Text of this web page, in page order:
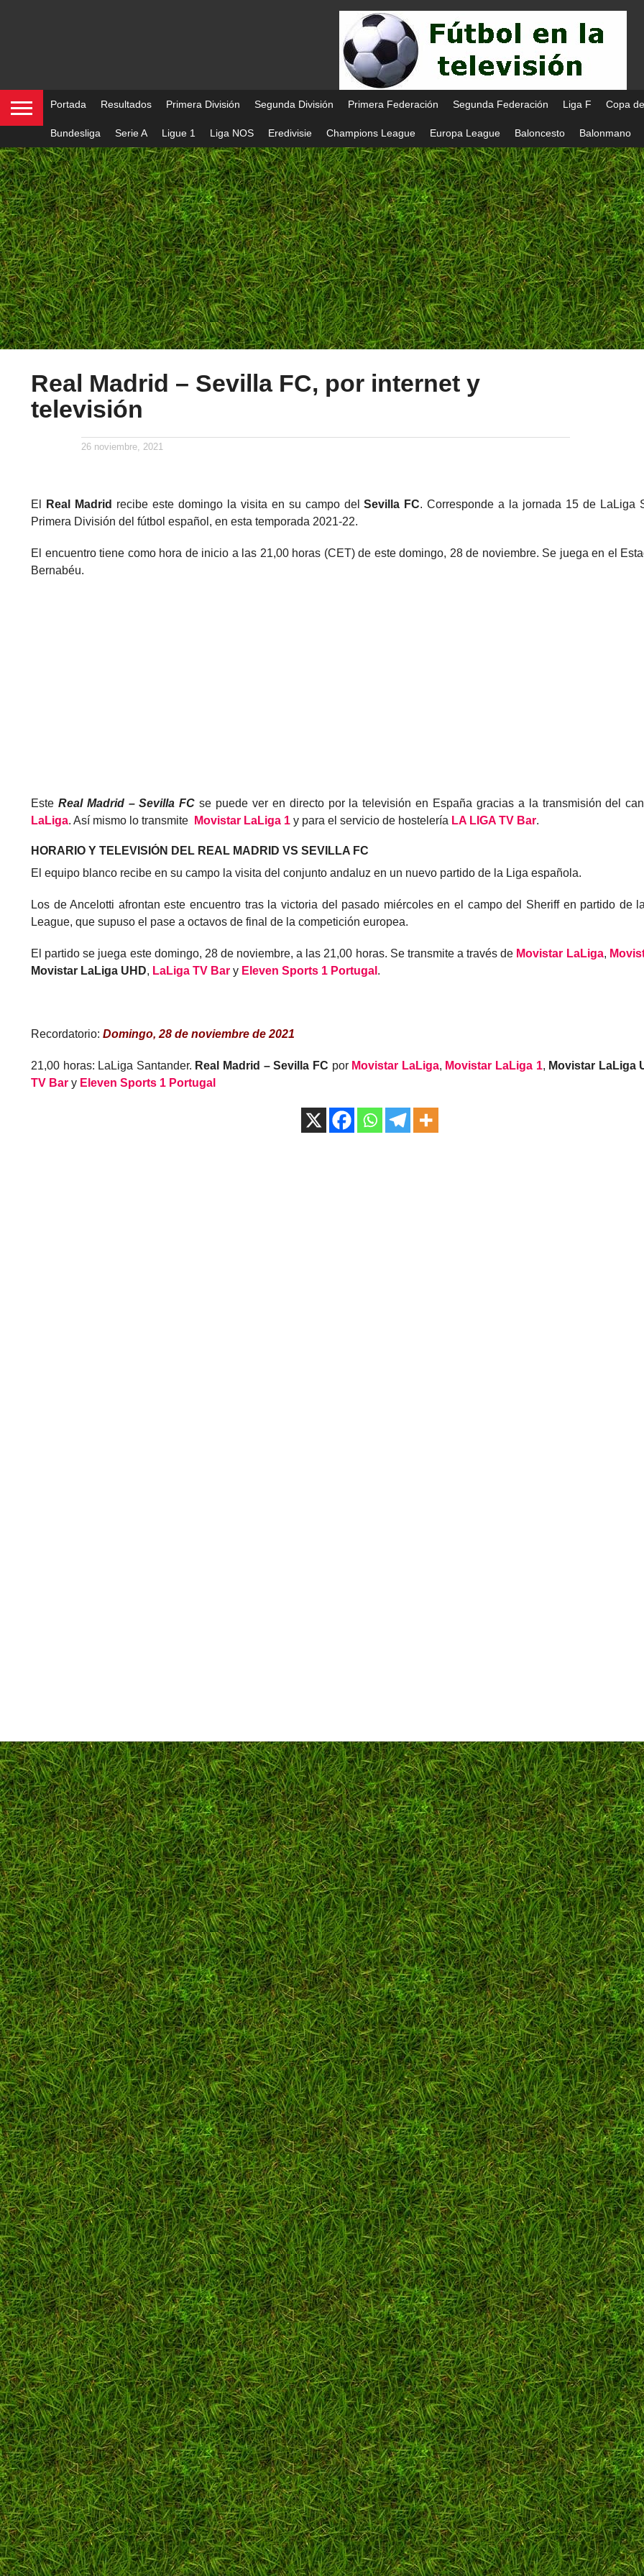
Portada Resultados Primera División Segunda División Primera Federación Segunda Federación Liga F Copa
Bundesliga Serie A Ligue 1 Liga NOS Eredivisie Champions League Europa League Baloncesto Balonmano
Real Madrid – Sevilla FC, por internet y
televisión
26 noviembre, 2021
El Real Madrid recibe este domingo la visita en su campo delSevilla FC. Corresponde a la jornada 15 de LaLiga
Primera División del fútbol español, en esta temporada 2021-22.
El encuentro tiene como hora de inicio a las 21,00 horas (CET) de este domingo, 28 de noviembre. Se juega en el
Bernabéu.
Este Real Madrid – Sevilla FC se puede ver en directo por la televisión en España gracias a la transmisión del
LaLiga. Así mismo lo transmite Movistar LaLiga 1y para el servicio de hostelería LA LIGA TV Bar.
HORARIO Y TELEVISIÓN DEL REAL MADRID VS SEVILLA FC
El equipo blanco recibe en su campo la visita del conjunto andaluz en un nuevo partido de la Liga española.
Los de Ancelotti afrontan este encuentro tras la victoria del pasado miércoles en el campo del Sheriff en partido de
League, que supuso el pase a octavos de final de la competición europea.
El partido se juega este domingo, 28 de noviembre, a las 21,00 horas. Se transmite a través de Movistar LaLiga,
Movistar LaLiga UHD, LaLiga TV Bary Eleven Sports 1 Portugal .
Recordatorio: Domingo, 28 de noviembre de 2021
21,00 horas: LaLiga Santander. Real Madrid – Sevilla FC por Movistar LaLiga, Movistar LaLiga 1, Movistar LaLiga
TV Bary Eleven Sports 1 Portugal